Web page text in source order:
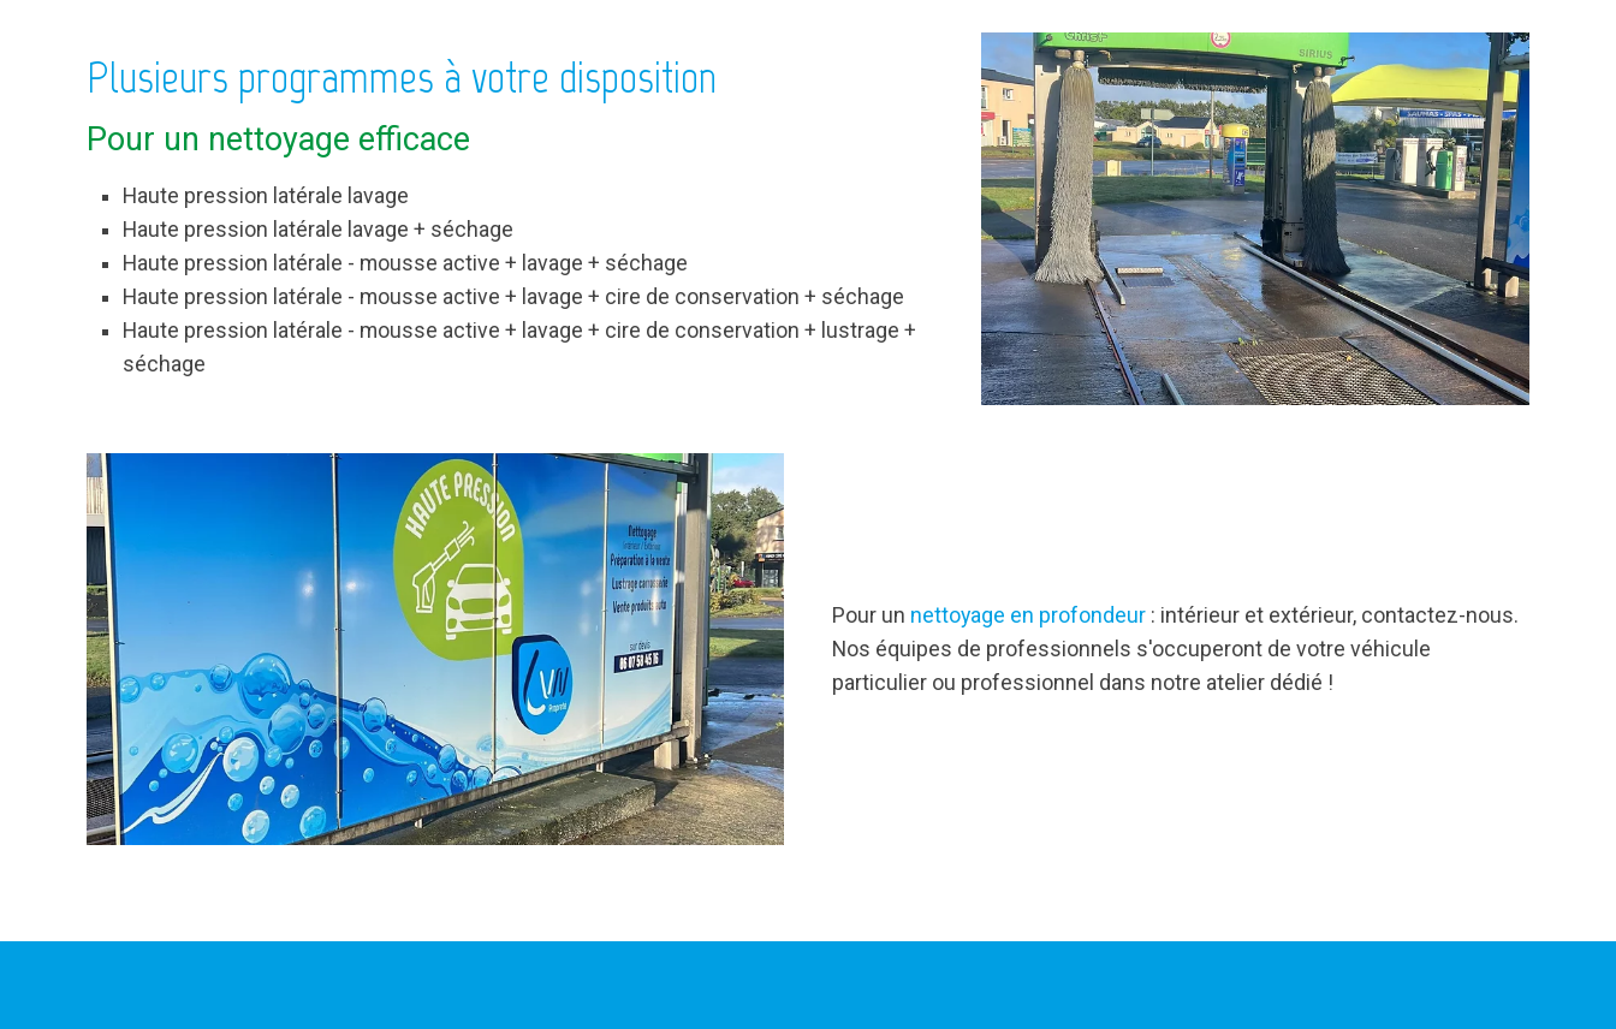
Plusieurs programmes à votre disposition
Pour un nettoyage efficace
Haute pression latérale lavage
Haute pression latérale lavage + séchage
Haute pression latérale - mousse active + lavage + séchage
Haute pression latérale - mousse active + lavage + cire de conservation + séchage
Haute pression latérale - mousse active + lavage + cire de conservation + lustrage +
séchage
Pour un nettoyage en profondeur : intérieur et extérieur, contactez-nous.
Nos équipes de professionnels s'occuperont de votre véhicule
particulier ou professionnel dans notre atelier dédié !